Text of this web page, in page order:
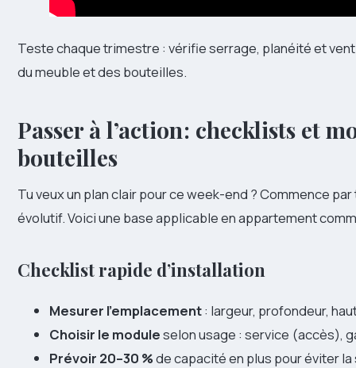
Teste chaque trimestre : vérifie serrage, planéité et
du meuble et des bouteilles.
Passer à l’action : checklists et
bouteilles
Tu veux un plan clair pour ce week-end ? Commence
évolutif. Voici une base applicable en appartement
Checklist rapide d’installation
Mesurer l’emplacement: largeur, profondeur,
Choisir le moduleselon usage : service (accès),
Prévoir 20–30 %de capacité en plus pour éviter